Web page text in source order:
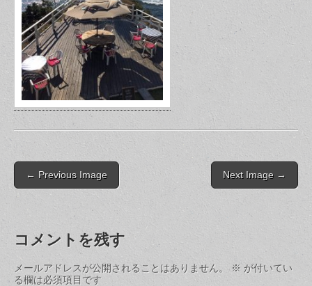
Post
navigation
← Previous Image Next Image →
コメントを残す
メールアドレスが公開されることはありません。 ※ が付いてい
る欄は必須項目です